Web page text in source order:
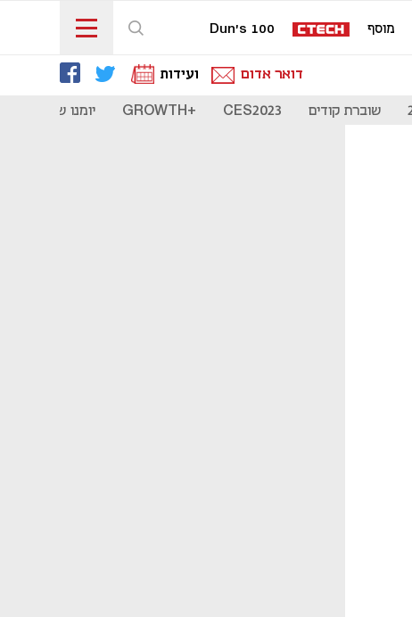
מוסף Dun's 100
דואר אדום ועידות
שוברת קודים CES2023
+GROWTH יומנו של